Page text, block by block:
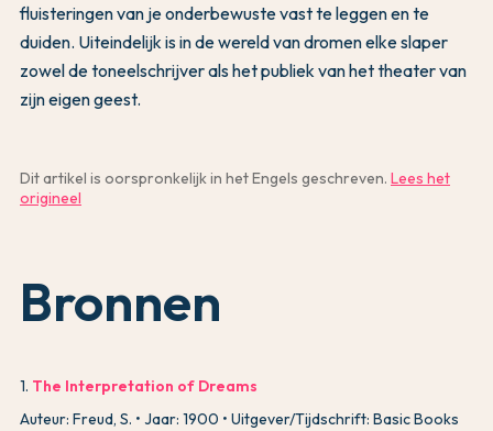
fluisteringen van je onderbewuste vast te leggen en te
duiden. Uiteindelijk is in de wereld van dromen elke slaper
zowel de toneelschrijver als het publiek van het theater van
zijn eigen geest.
Dit artikel is oorspronkelijk in het Engels geschreven. Lees het
origineel
Bronnen
1. The Interpretation of Dreams
Auteur: Freud, S.
Jaar: 1900 Uitgever/Tijdschrift: Basic Books